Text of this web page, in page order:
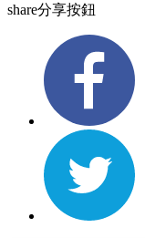
share分享按鈕